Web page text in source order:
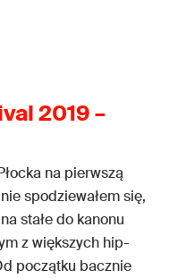
2019 –
na pierwszą
spodziewałem się,
stałe do kanonu
z większych hip-
początku bacznie